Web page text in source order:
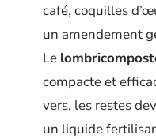
café, coquilles
un amendement
Le
compacte et
vers, les restes
un liquide